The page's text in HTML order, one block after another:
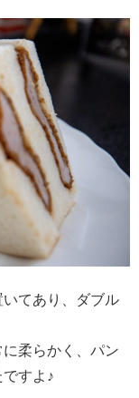
てあり、ダブル
柔らかく、パン
すよ♪